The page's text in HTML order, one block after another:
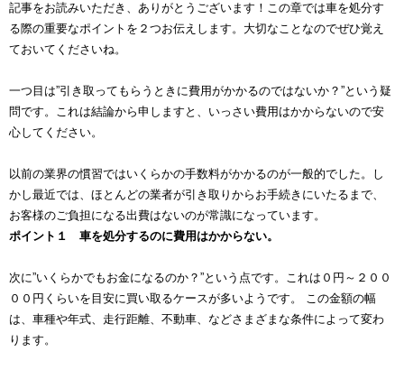
記事をお読みいただき、ありがとうございます！この章では車を処分す
る際の重要なポイントを２つお伝えします。大切なことなのでぜひ覚え
ておいてくださいね。
一つ目は”引き取ってもらうときに費用がかかるのではないか？”という疑
問です。これは結論から申しますと、いっさい費用はかからないので安
心してください。
以前の業界の慣習ではいくらかの手数料がかかるのが一般的でした。し
かし最近では、ほとんどの業者が引き取りからお手続きにいたるまで、
お客様のご負担になる出費はないのが常識になっています。
ポイント１ 車を処分するのに費用はかからない。
次に”いくらかでもお金になるのか？”という点です。これは０円～２００
００円くらいを目安に買い取るケースが多いようです。 この金額の幅
は、車種や年式、走行距離、不動車、などさまざまな条件によって変わ
ります。